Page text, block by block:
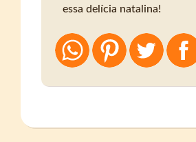
essa delícia natalina!